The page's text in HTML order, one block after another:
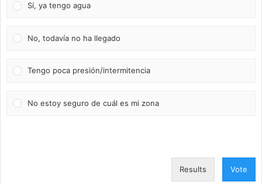
Sí, ya tengo agua
No, todavía no ha llegado
Tengo poca presión/intermitencia
No estoy seguro de cuál es mi zona
Results Vote